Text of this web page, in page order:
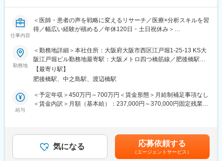
■ポジションの魅力
海外クライアントとのやり取りはスピード感が求められ、通訳に
近いレベルでの理解・対応が必要です。
「英語を使う仕事」ではなく、“英語で仕事を動かす”経験が積めま
す。
て医療知識やリサーチスキルも習得可能です。
して注力しており、将来的には中核メンバーとしての活躍を期待
しています。
仕事内容
＜医師・患者の声を戦略に変えるリサーチ／医療×分析スキルを習
得／幅広い経験が積める／年休120日・土日祝休み＞
■業務内容
医療の未来をつくるリサーチを行う当社にて、医師や患者へのイ
ンタビュー調査の進行から、定性分析・報告書作成までをお任せ
します。
製薬企業から「医師は実際にどんな課題を感じているのか？」
「患者さんが治療を続けにくい理由は何か？」といった相談を受
け、医療従事者や患者の声を“データ”として可視化し、次の戦略に
(１)インタビュー調査の企画設計（質問設計・対象者設定など）
(２)医師・患者へのインタビュー観察
(３)逐語録をもとにした定性分析（コーディング、構造化、示唆出
勤務地
＜勤務地詳細＞本社住所：大阪府大阪市西区江戸堀1-25-13 KS大
阪江戸堀ビル勤務地最寄駅：大阪メトロ四つ橋筋線／肥後橋駅受
動喫煙対策：屋内全面禁煙変更の範囲：会社の定める事業所（リ
モートワーク含む）
【最寄り駅】
肥後橋駅、中之島駅、渡辺橋駅
給与
＜予定年収＞450万円～700万円＜賃金形態＞月給制補足事項なし
＜賃金内訳＞月額（基本給）：237,000円～370,000円固定残業手
給与補足＞※交通費や在宅勤務時にかかる経費負担あり※賞与あり
（直近5年実績 年2回）※予定年収はあくまでも目安の金額であ
り、選考を通じて上下する可能性があります。賃金はあくまでも
気になる 応募依頼する
（エージェントサービス）